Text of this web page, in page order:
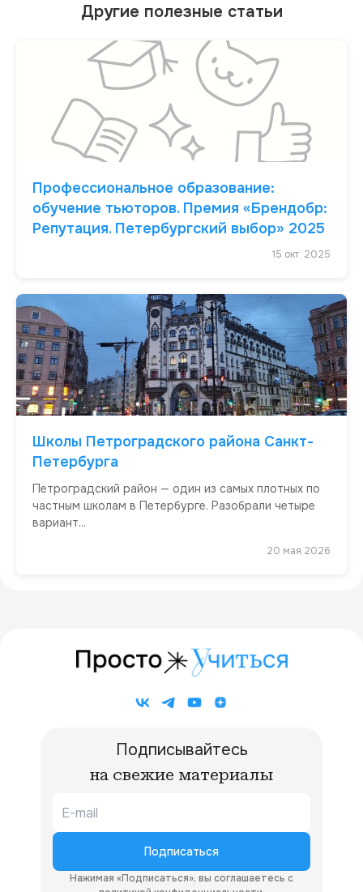
Другие полезные статьи
Профессиональное образование:
обучение тьюторов. Премия «Брендобр:
Репутация. Петербургский выбор» 2025
15 окт. 2025
Школы Петроградского района Санкт-
Петербурга
Петроградский район — один из самых плотных по
частным школам в Петербурге. Разобрали четыре
вариант...
20 мая 2026
Подписывайтесь
на свежие материалы
Подписаться
Нажимая «Подписаться», вы соглашаетесь с